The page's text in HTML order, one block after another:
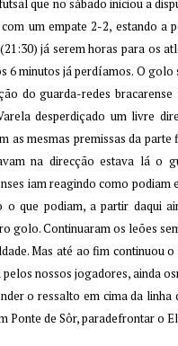
que no sábado iniciou a
um empate 2-2, estando a
já serem horas para os
6 minutos já perdíamos. O
do guarda-redes
desperdiçado um livre
as mesmas premissas da
na direcção estava lá o
iam reagindo como
o que podiam, a partir daqui
golo. Continuaram os leões
Mas até ao fim continuou
nossos jogadores, ainda
o ressalto em cima da
de Sôr, paradefrontar o